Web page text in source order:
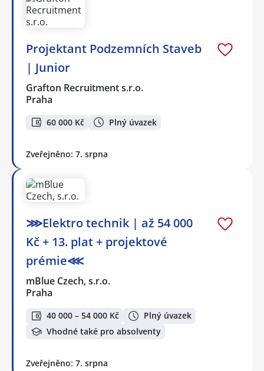
Projektant Podzemních Staveb
| Junior
Grafton Recruitment s.r.o.
Praha
60 000 Kč Plný úvazek
Zveřejněno: 7. srpna
⋙Elektro technik | až 54 000
Kč + 13. plat + projektové
prémie⋘
mBlue Czech, s.r.o.
Praha
40 000 – 54 000 Kč
Plný úvazek
Vhodné také pro absolventy
Zveřejněno: 7. srpna